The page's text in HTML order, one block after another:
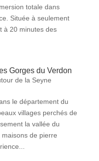
totale dans
Située à seulement
à 20 minutes des
Gorges du Verdon
de la Seyne
le département du
villages perchés de
la vallée du
de pierre